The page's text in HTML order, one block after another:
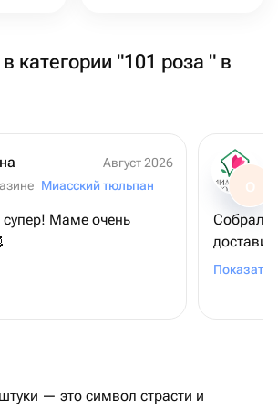
категории "101 роза " в
Август 2026
Миасский тюльпан
супер! Маме очень
О
Собрали
вашу
Показать
— это символ страсти и